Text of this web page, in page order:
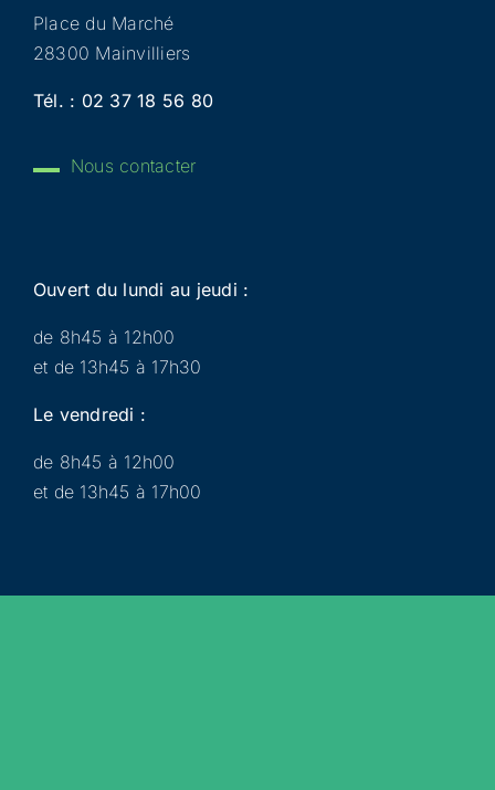
Place du Marché
28300 Mainvilliers
Tél. : 02 37 18 56 80
Nous contacter
Ouvert du lundi au jeudi :
de 8h45 à 12h00
et de 13h45 à 17h30
Le vendredi :
de 8h45 à 12h00
et de 13h45 à 17h00